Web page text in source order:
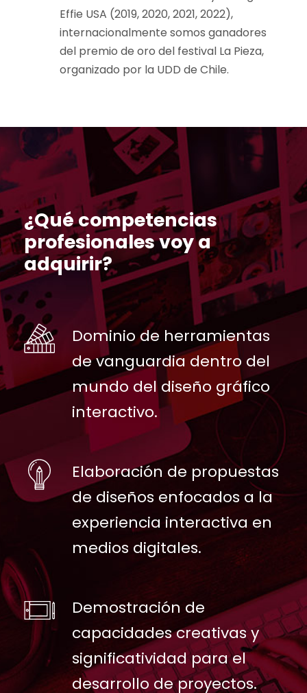
Effie USA (2019, 2020, 2021, 2022),
internacionalmente somos ganadores
del premio de oro del festival La Pieza,
organizado por la UDD de Chile.
¿Qué competencias
profesionales voy a
adquirir?
Dominio de herramientas
de vanguardia dentro del
mundo del diseño gráfico
interactivo.
Elaboración de propuestas
de diseños enfocados a la
experiencia interactiva en
medios digitales.
Demostración de
capacidades creativas y
significatividad para el
desarrollo de proyectos.